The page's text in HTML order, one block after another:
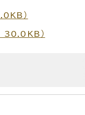
）
30.0KB）